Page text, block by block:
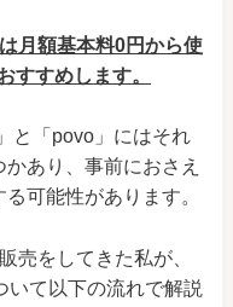
月額基本料0円から使
すすめします。
と「povo」にはそれ
あり、事前におさえ
可能性があります。
売をしてきた私が、
いて以下の流れで解説